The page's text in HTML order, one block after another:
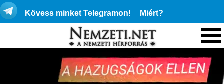
Kövess minket Telegramon! Miért?